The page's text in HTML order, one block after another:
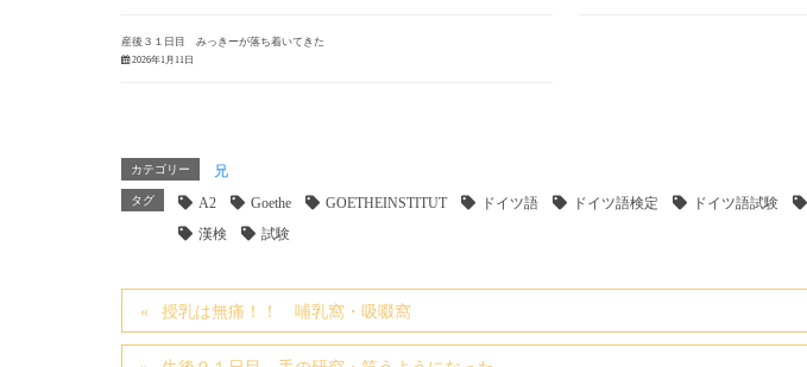
産後３１日目 みっきーが落ち着いてきた
2026年1月11日
カテゴリー 兄
タグ A2 Goethe GOETHEINSTITUT ドイツ語 ドイツ語検定 ドイツ語試験
漢検
試験
授乳は無痛！！ 哺乳窩・吸啜窩